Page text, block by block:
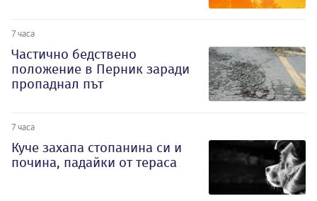
7 часа
Частично бедствено
положение в Перник заради
пропаднал път
7 часа
Куче захапа стопанина си и
почина, падайки от тераса